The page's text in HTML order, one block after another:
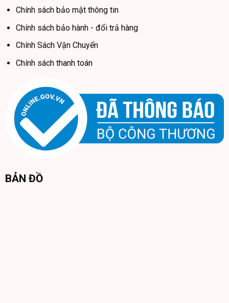
được trang bị bộ lọc mùi giúp lọc không khí và khử sạch
mùi hôi khó chịu trong tủ lạnh.
– Bạn có nhiều lựa chọn hơn để bảo quản thực phẩm
– Tủ lạnh Xiaomi 215L có dung tích không quá lớn
nhưng vẫn rất phù hợp với đại đa số gia đình có từ 2-5
thành viên.
Chính sách bảo mật thông tin
Chính sách bảo hành - đổi trả hàng
Chính Sách Vận Chuyển
Chính sách thanh toán
BẢN ĐỒ